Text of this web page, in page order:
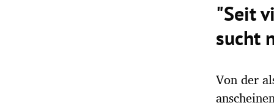
"Seit
sucht
Von der